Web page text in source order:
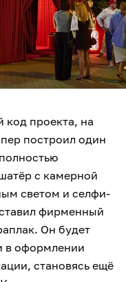
код проекта, на
построил один
с камерной
светом и селфи-
фирменный
Он будет
в оформлении
становясь ещё